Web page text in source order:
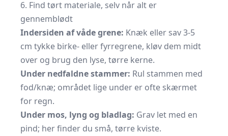
6. Find tørt materiale, selv når alt er
gennemblødt
Indersiden af våde grene: Knæk eller sav 3-5
cm tykke birke- eller fyrregrene, kløv dem midt
over og brug den lyse, tørre kerne.
Under nedfaldne stammer: Rul stammen med
fod/knæ; området lige under er ofte skærmet
for regn.
Under mos, lyng og bladlag: Grav let med en
pind; her finder du små, tørre kviste.